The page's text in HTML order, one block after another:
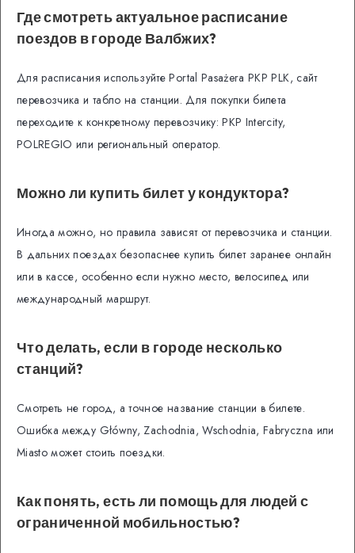
Где смотреть актуальное расписание
поездов в городе Валбжих?
Для расписания используйте Portal Pasażera PKP PLK, сайт
перевозчика и табло на станции. Для покупки билета
переходите к конкретному перевозчику: PKP Intercity,
POLREGIO или региональный оператор.
Можно ли купить билет у кондуктора?
Иногда можно, но правила зависят от перевозчика и станции.
В дальних поездах безопаснее купить билет заранее онлайн
или в кассе, особенно если нужно место, велосипед или
международный маршрут.
Что делать, если в городе несколько
станций?
Смотреть не город, а точное название станции в билете.
Ошибка между Główny, Zachodnia, Wschodnia, Fabryczna или
Miasto может стоить поездки.
Как понять, есть ли помощь для людей с
ограниченной мобильностью?